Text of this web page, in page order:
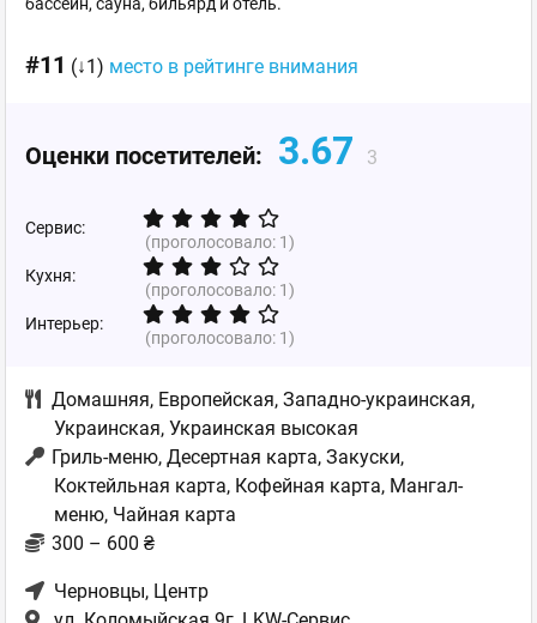
#11 (↓1) место в рейтинге внимания
Оценки посетителей: 3.67 3
Сервис:
(проголосовало: 1)
Кухня:
(проголосовало: 1)
Интерьер:
(проголосовало: 1)
Домашняя, Европейская, Западно-украинская,
Украинская, Украинская высокая
Гриль-меню, Десертная карта, Закуски,
Коктейльная карта, Кофейная карта, Мангал-
меню, Чайная карта
300 – 600 ₴
Черновцы, Центр